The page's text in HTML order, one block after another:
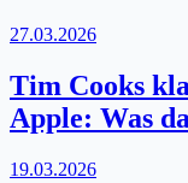
27.03.2026
Tim Cooks
Apple: Was
19.03.2026